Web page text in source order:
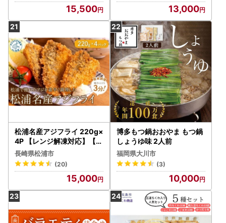
15,500 13,000
松浦名産アジフライ 220g×
4P 【レンジ解凍対応】【B
5-100】
長崎県松浦市
(20)
15,000
博多もつ鍋おおやま もつ鍋
しょうゆ味 2人前
福岡県大川市
(3)
10,000